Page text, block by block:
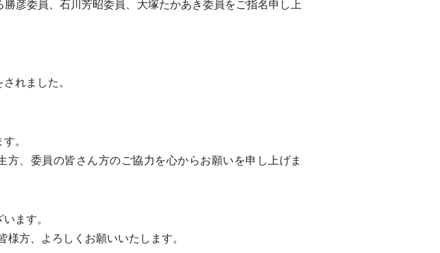
彦委員、石川芳昭委員、大塚たかあき委員をご指名申し上
れました。
。
、委員の皆さん方のご協力を心からお願いを申し上げま
ます。
方、よろしくお願いいたします。